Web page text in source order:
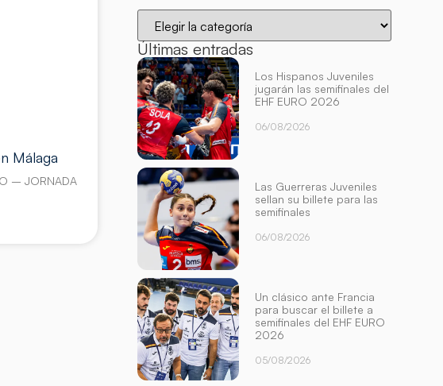
Málaga
– JORNADA
Últimas entradas
Los Hispanos Juveniles
jugarán las semifinales del
EHF EURO 2026
06/08/2026
Las Guerreras Juveniles
sellan su billete para las
semifinales
06/08/2026
Un clásico ante Francia
para buscar el billete a
semifinales del EHF EURO
2026
05/08/2026